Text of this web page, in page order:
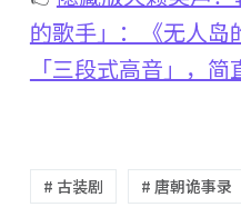
的歌手」：《无人岛
「三段式高音」，简
# 古装剧 # 唐朝诡事录